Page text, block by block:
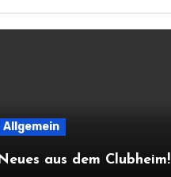
Allgemein
Neues aus dem Clubheim!